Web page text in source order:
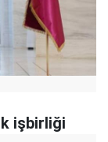
işbirliği